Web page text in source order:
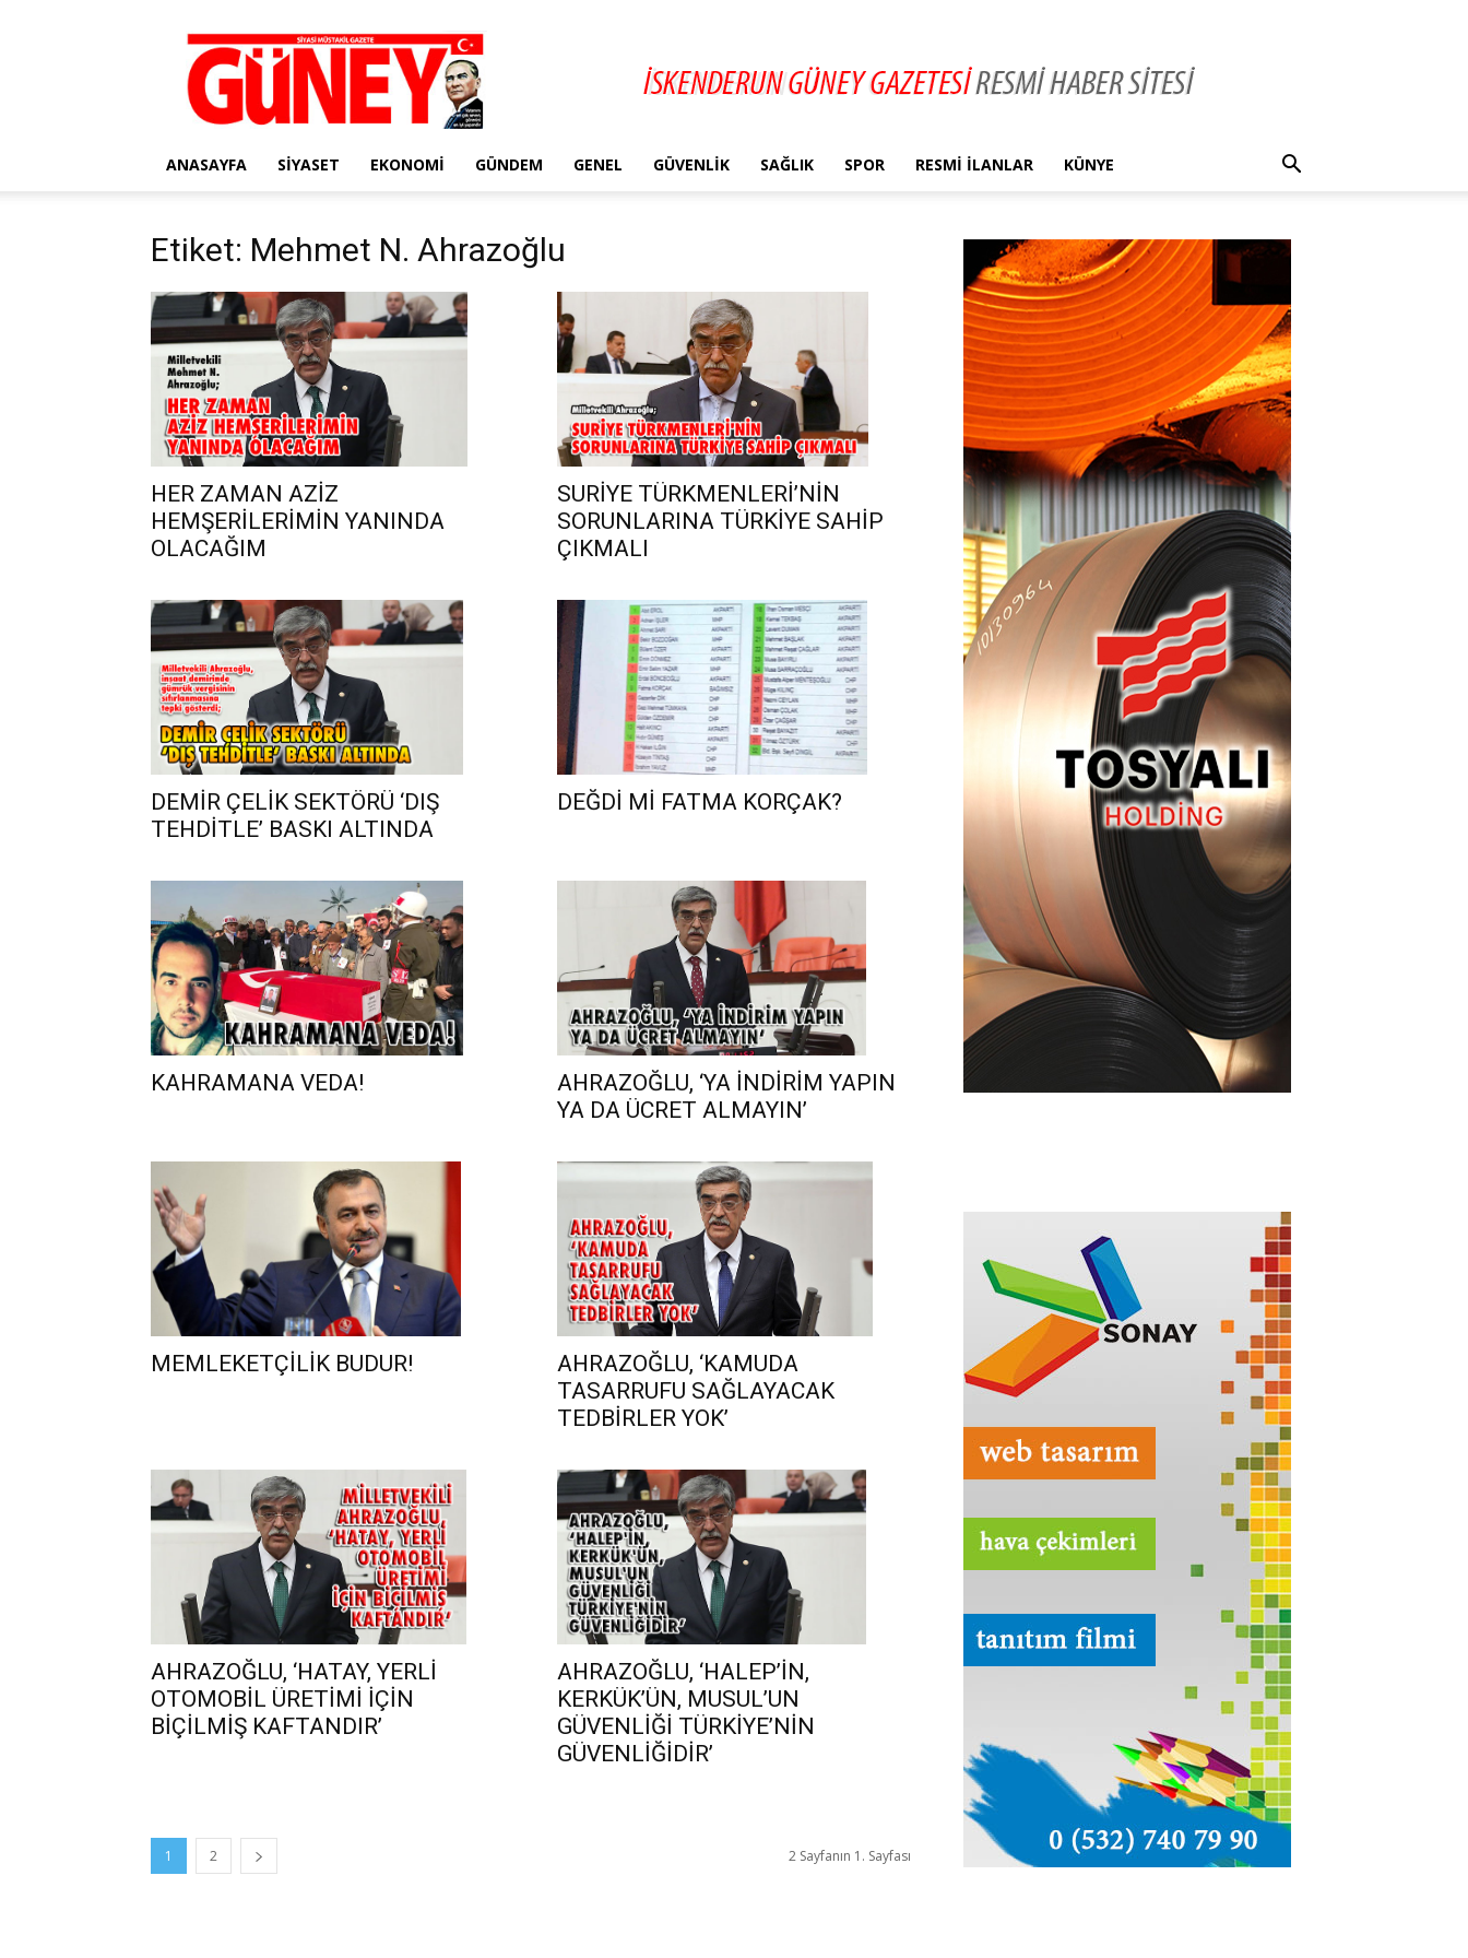
Gazete
Güney
ANASAYFA SIYASET EKONOMI GÜNDEM GENEL GÜVENLIK SAĞLIK SPOR RESMI İLANLAR KÜNYE
Etiket: Mehmet N. Ahrazoğlu
HER ZAMAN AZİZ
HEMŞERİLERİMİN YANINDA
OLACAĞIM
SURİYE TÜRKMENLERİ’NİN
SORUNLARINA TÜRKİYE SAHİP
ÇIKMALI
DEMİR ÇELİK SEKTÖRÜ ‘DIŞ
TEHDİTLE’ BASKI ALTINDA
DEĞDİ Mİ FATMA KORÇAK?
KAHRAMANA VEDA!
AHRAZOĞLU, ‘YA İNDİRİM YAPIN
YA DA ÜCRET ALMAYIN’
MEMLEKETÇİLİK BUDUR!
AHRAZOĞLU, ‘KAMUDA
TASARRUFU SAĞLAYACAK
TEDBİRLER YOK’
AHRAZOĞLU, ‘HATAY, YERLİ
OTOMOBİL ÜRETİMİ İÇİN
BİÇİLMİŞ KAFTANDIR’
AHRAZOĞLU, ‘HALEP’İN,
KERKÜK’ÜN, MUSUL’UN
GÜVENLİĞİ TÜRKİYE’NİN
GÜVENLİĞİDİR’
1 2 2 Sayfanın 1. Sayfası